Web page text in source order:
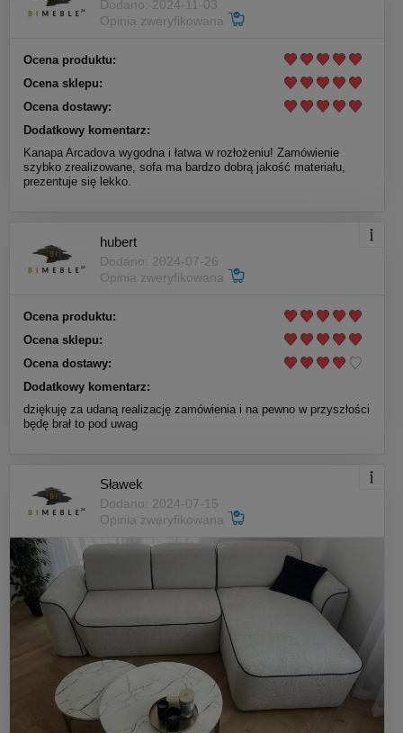
Dodano: 2024-11-03
Opinia zweryfikowana
Ocena produktu:
Ocena sklepu:
Ocena dostawy:
Dodatkowy komentarz:
Kanapa Arcadova wygodna i łatwa w rozłożeniu! Zamówienie
szybko zrealizowane, sofa ma bardzo dobrą jakość materiału,
prezentuje się lekko.
hubert
Dodano: 2024-07-26
Opinia zweryfikowana
Ocena produktu:
Ocena sklepu:
Ocena dostawy:
Dodatkowy komentarz:
dziękuję za udaną realizację zamówienia i na pewno w przyszłości
będę brał to pod uwag
Sławek
Dodano: 2024-07-15
Opinia zweryfikowana